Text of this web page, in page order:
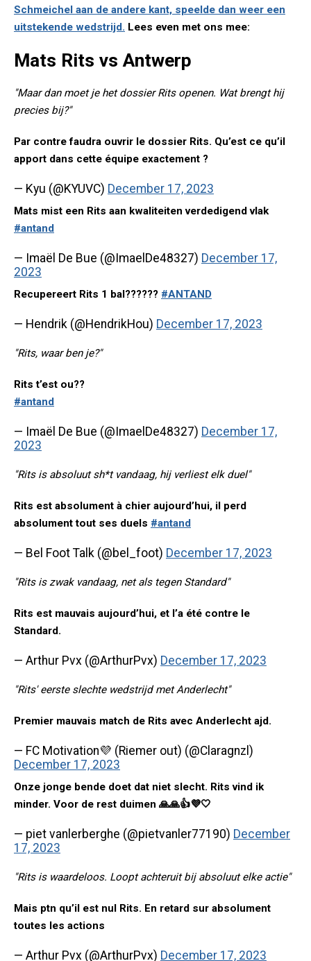
Schmeichel aan de andere kant, speelde dan weer een
uitstekende wedstrijd. Lees even met ons mee:
Mats Rits vs Antwerp
"Maar dan moet je het dossier Rits openen. Wat brengt hij
precies bij?"
Par contre faudra ouvrir le dossier Rits. Qu’est ce qu’il
apport dans cette équipe exactement ?
— Kyu (@KYUVC) December 17, 2023
Mats mist een Rits aan kwaliteiten verdedigend vlak
#antand
— Imaël De Bue (@ImaelDe48327) December 17,
2023
Recupereert Rits 1 bal?????? #ANTAND
— Hendrik (@HendrikHou) December 17, 2023
"Rits, waar ben je?"
Rits t’est ou??
#antand
— Imaël De Bue (@ImaelDe48327) December 17,
2023
"Rits is absoluut sh*t vandaag, hij verliest elk duel"
Rits est absolument à chier aujourd’hui, il perd
absolument tout ses duels #antand
— Bel Foot Talk (@bel_foot) December 17, 2023
"Rits is zwak vandaag, net als tegen Standard"
Rits est mauvais aujourd’hui, et l’a été contre le
Standard.
— Arthur Pvx (@ArthurPvx) December 17, 2023
"Rits' eerste slechte wedstrijd met Anderlecht"
Premier mauvais match de Rits avec Anderlecht ajd.
— FC Motivation💜 (Riemer out) (@Claragnzl)
December 17, 2023
Onze jonge bende doet dat niet slecht. Rits vind ik
minder. Voor de rest duimen 🙏🙏👍💜🤍
— piet vanlerberghe (@pietvanler77190) December
17, 2023
"Rits is waardeloos. Loopt achteruit bij absoluut elke actie"
Mais ptn qu’il est nul Rits. En retard sur absolument
toutes les actions
— Arthur Pvx (@ArthurPvx) December 17, 2023